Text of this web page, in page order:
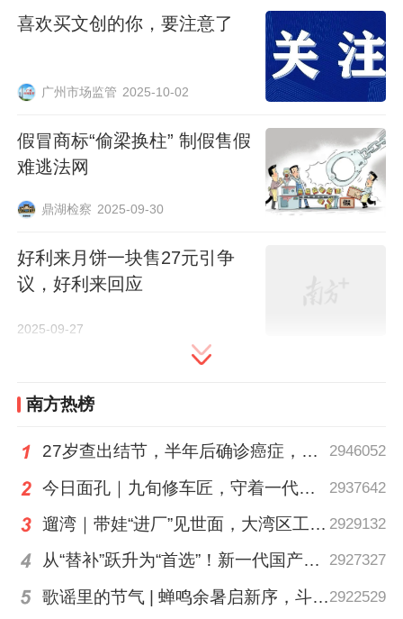
别为广州酒家和美心食品。作为广式月饼的
代表品牌，广州酒家主打双黄莲蓉等传统口
味，其礼盒售价约150-300元，在南方市场
然而，正品的热销也引来了假冒者的觊觎。
网络上出现大量销售山寨"香港美心"月饼的
商家，这些仿制的"美心"月饼60元就能买
到，而正品官方定价为368元。这些假冒品
牌月饼案件屡见不鲜。山寨美心月饼的售价
20%左右。有厂商透露，仿制美心月饼的成
本并不低，每盒利润只有几元钱，主要依靠
走量来维持利润。
喜欢买文创的你，要注意了
广州市场监管 2025-10-02
假冒商标“偷梁换柱” 制假售假
难逃法网
鼎湖检察 2025-09-30
好利来月饼一块售27元引争
议，好利来回应
2025-09-27
南方热榜
27岁查出结节，半年后确诊癌症，甲状腺癌真的“懒”吗？ 2946052
今日面孔｜九旬修车匠，守着一代又一代车轮转 2937642
遛湾｜带娃“进厂”见世面，大湾区工业研学攻略请查收 2929132
从“替补”跃升为“首选”！新一代国产核心工业软件加速冲高端 2927327
歌谣里的节气 | 蝉鸣余暑启新序，斗指西南迎立秋2922529